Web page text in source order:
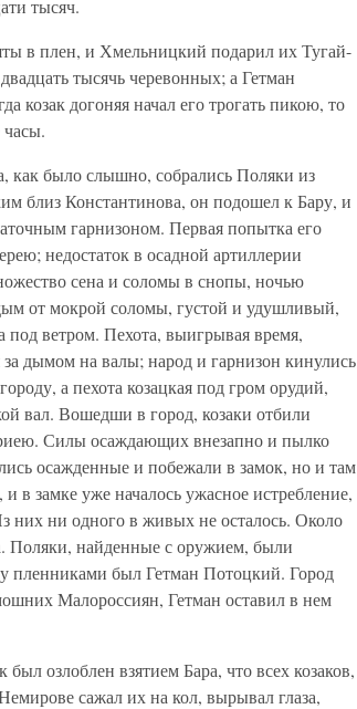
тысяч.
в плен, и Хмельницкий подарил их Тугай-
тысячь черевонных; а Гетман
козак догоняя начал его трогать пикою, то
как было слышно, собрались Поляки из
близ Константинова, он подошел к Бару, и
гарнизоном. Первая попытка его
недостаток в осадной артиллерии
сена и соломы в снопы, ночью
от мокрой соломы, густой и удушливый,
под ветром. Пехота, выигрывая время,
дымом на валы; народ и гарнизон кинулись
а пехота козацкая под гром орудий,
вал. Вошедши в город, козаки отбили
Силы осаждающих внезапно и пылко
осажденные и побежали в замок, но и там
в замке уже началось ужасное истребление,
них ни одного в живых не осталось. Около
Поляки, найденные с оружием, были
был Гетман Потоцкий. Город
Малороссиян, Гетман оставил в нем
озлоблен взятием Бара, что всех козаков,
сажал их на кол, вырывал глаза,